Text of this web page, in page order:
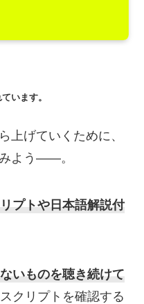
います。
上げていくために、
よう――。
プトや日本語解説付
いものを聴き続けて
クリプトを確認する